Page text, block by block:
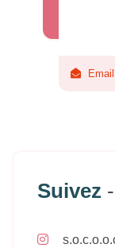
Email
Suivez